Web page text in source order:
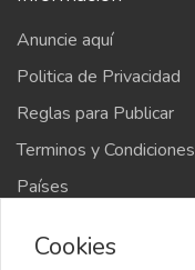
Anuncie aquí
Politica de Privacidad
Reglas para Publicar
Terminos y Condiciones
Países
Cookies